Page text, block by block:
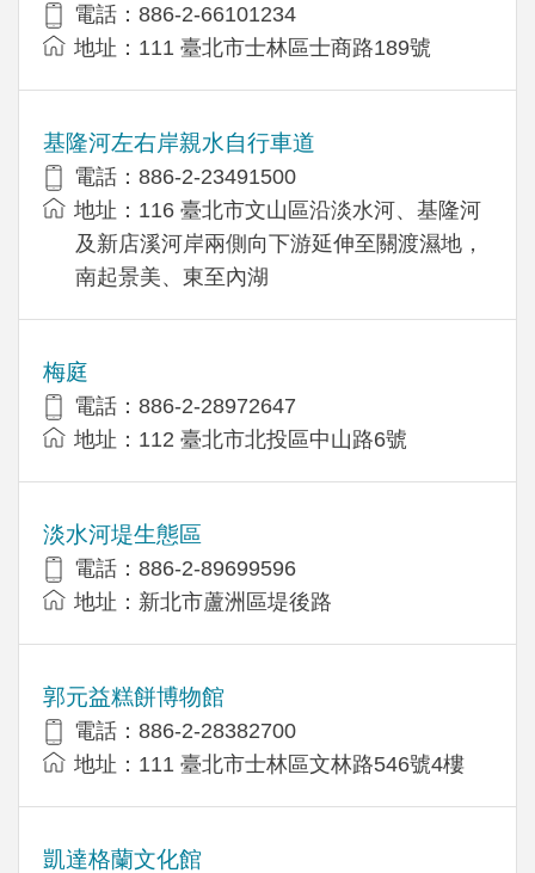
電話：886-2-66101234
地址：111 臺北市士林區士商路189號
基隆河左右岸親水自行車道
電話：886-2-23491500
地址：116 臺北市文山區沿淡水河、基隆河
及新店溪河岸兩側向下游延伸至關渡濕地，
南起景美、東至內湖
梅庭
電話：886-2-28972647
地址：112 臺北市北投區中山路6號
淡水河堤生態區
電話：886-2-89699596
地址：新北市蘆洲區堤後路
郭元益糕餅博物館
電話：886-2-28382700
地址：111 臺北市士林區文林路546號4樓
凱達格蘭文化館